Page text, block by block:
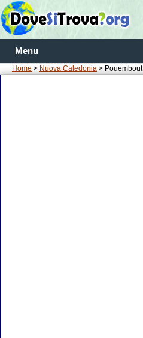
Menu
Home > Nuova Caledonia > Pouembout